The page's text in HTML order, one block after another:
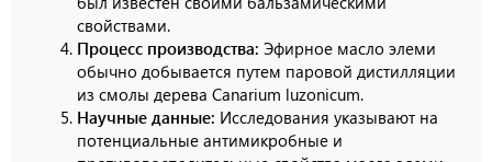
свойствами.
Процесс производства: Эфирное масло элеми
обычно добывается путем паровой дистилляции
из смолы дерева Canarium luzonicum.
Научные данные: Исследования указывают на
потенциальные антимикробные и